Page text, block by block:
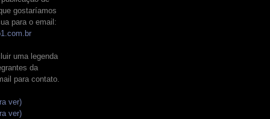
gostaríamos
para o email:
uma legenda
da
para contato.
ver)
ver)